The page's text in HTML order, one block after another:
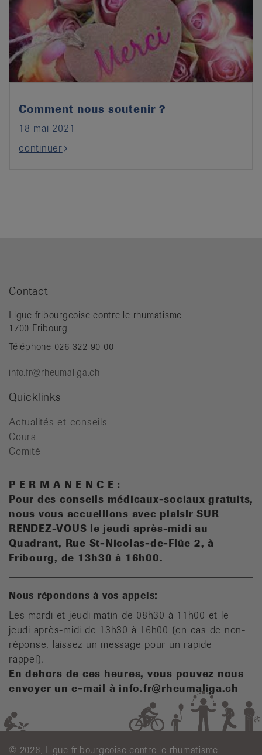
Comment nous soutenir ?
18 mai 2021
continuer
Contact
Ligue fribourgeoise contre le rhumatisme
1700 Fribourg
Téléphone 026 322 90 00
info.fr@rheumaliga.ch
Quicklinks
Actualités et conseils
Cours
Comité
P E R M A N E N C E :
Pour des conseils médicaux-sociaux gratuits,
nous vous accueillons avec plaisir SUR
RENDEZ-VOUS le jeudi après-midi au
Quadrant, Rue St-Nicolas-de-Flüe 2, à
Fribourg, de 13h30 à 16h00.
Nous répondons à vos appels:
Les mardi et jeudi matin de 08h30 à 11h00 et le
jeudi après-midi de 13h30 à 16h00 (en cas de non-
réponse, laissez un message pour un rapide
rappel).
En dehors de ces heures, vous pouvez nous
envoyer un e-mail à info.fr@rheumaliga.ch
© 2026, Ligue fribourgeoise contre le rhumatisme